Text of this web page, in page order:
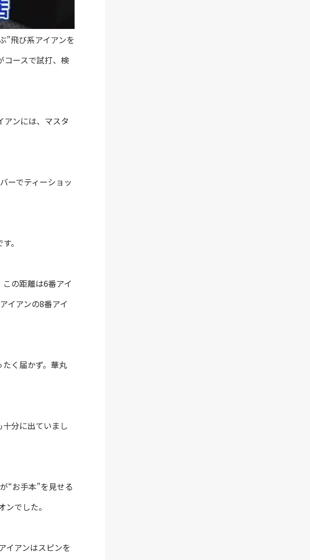
”飛び系アイアンを
コースで試打、検
アンには、マスタ
ーでティーショッ
。
の距離は6番アイ
イアンの8番アイ
く届かず。華丸
分に出ていまし
“お手本”を見せる
でした。
イアンはスピンを